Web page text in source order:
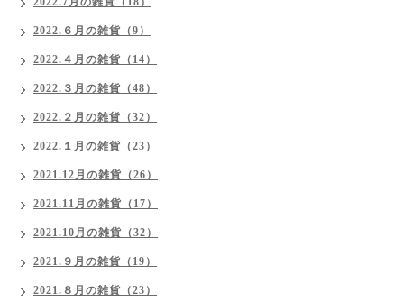
2022.６月の雑貨（9）
2022.４月の雑貨（14）
2022.３月の雑貨（48）
2022.２月の雑貨（32）
2022.１月の雑貨（23）
2021.12月の雑貨（26）
2021.11月の雑貨（17）
2021.10月の雑貨（32）
2021.９月の雑貨（19）
2021.８月の雑貨（23）